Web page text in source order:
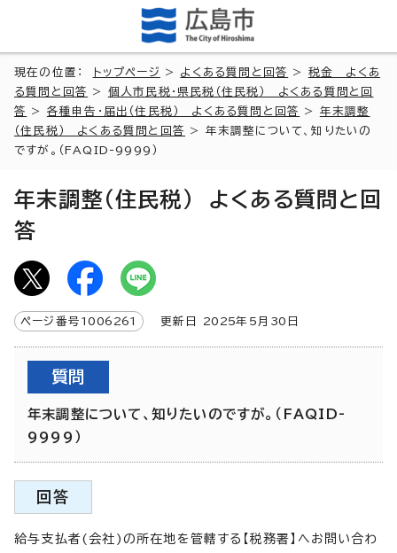
現在の位置： トップページ > よくある質問と回答 > 税金 よくあ
る質問と回答
> 個人市民税・県民税（住民税） よくある質問と回
答
> 各種申告・届出（住民税） よくある質問と回答 > 年末調整
（住民税） よくある質問と回答
> 年末調整について、知りたいの
ですが。（FAQID-9999）
年末調整（住民税） よくある質問と回
答
ページ番号 1006261 更新日 2025年5月 30 日
質問
年末調整について、知りたいのですが。（FAQID-
9999）
回答
給与支払者(会社)の所在地を管轄する【税務署】へお問い合わ